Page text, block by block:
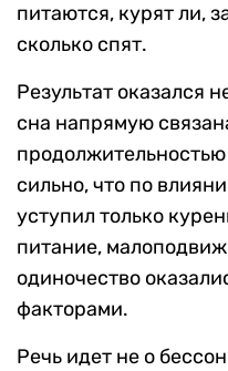
питаются, курят ли,
сколько спят.
Результат оказался
сна напрямую
сильно, что по
уступил только
питание,
одиночество
факторами.
Речь идет не о